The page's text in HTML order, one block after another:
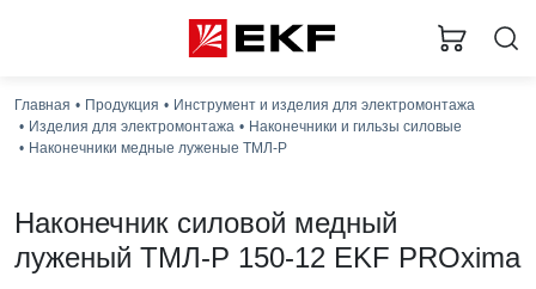
Главная Продукция
Инструмент и изделия для электромонтажа
Изделия для электромонтажа
Наконечники и гильзы силовые
Наконечники медные луженые ТМЛ-Р
Наконечник силовой медный
луженый ТМЛ-Р 150-12 EKF PROxima